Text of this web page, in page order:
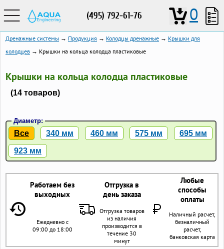
(495) 792-61-76 0
Дренажные системы → Продукция → Колодцы дренажные → Крышки для
колодцев → Крышки на кольца колодца пластиковые
Крышки на кольца колодца пластиковые
(14 товаров)
Диаметр:
Все 340 мм 460 мм 575 мм 695 мм
923 мм
Работаем без
выходных
Отгрузка в
день заказа
Любые
способы
оплаты
Ежедневно с
09:00 до 18:00
Отгрузка товаров
из наличия
производится в
течение 30
минут
Наличный расчет,
безналичный
расчет,
банковская карта